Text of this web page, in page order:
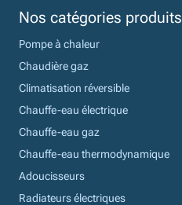
Nos catégories produits
Pompe à chaleur
Chaudière gaz
Climatisation réversible
Chauffe-eau électrique
Chauffe-eau gaz
Chauffe-eau thermodynamique
Adoucisseurs
Radiateurs électriques